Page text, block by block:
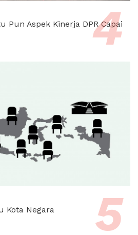
Pun Aspek Kinerja DPR Capai
Kota Negara